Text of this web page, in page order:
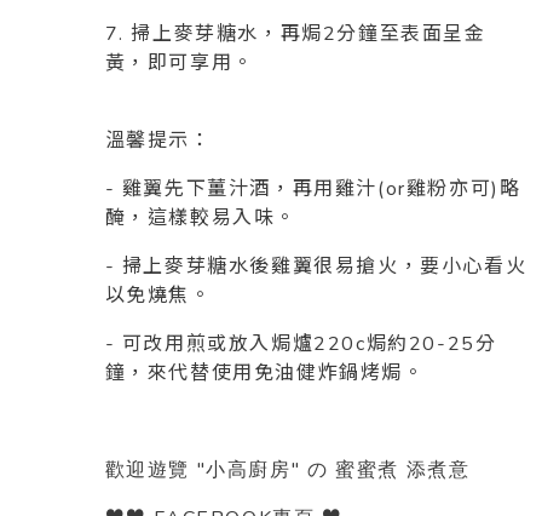
7. 掃上麥芽糖水，再焗2分鐘至表面呈金
黃，即可享用。
溫馨提示：
- 雞翼先下薑汁酒，再用雞汁(or雞粉亦可)略
醃，這樣較易入味。
- 掃上麥芽糖水後雞翼很易搶火，要小心看火
以免燒焦。
- 可改用煎或放入焗爐220c焗約20-25分
鐘，來代替使用免油健炸鍋烤焗。
歡迎遊覽 "小高廚房" の 蜜蜜煮 添煮意